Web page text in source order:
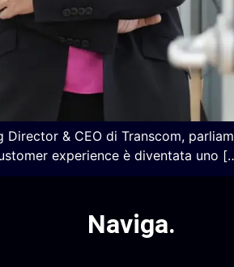
Director & CEO di Transcom,
experience è diventata uno
Naviga.